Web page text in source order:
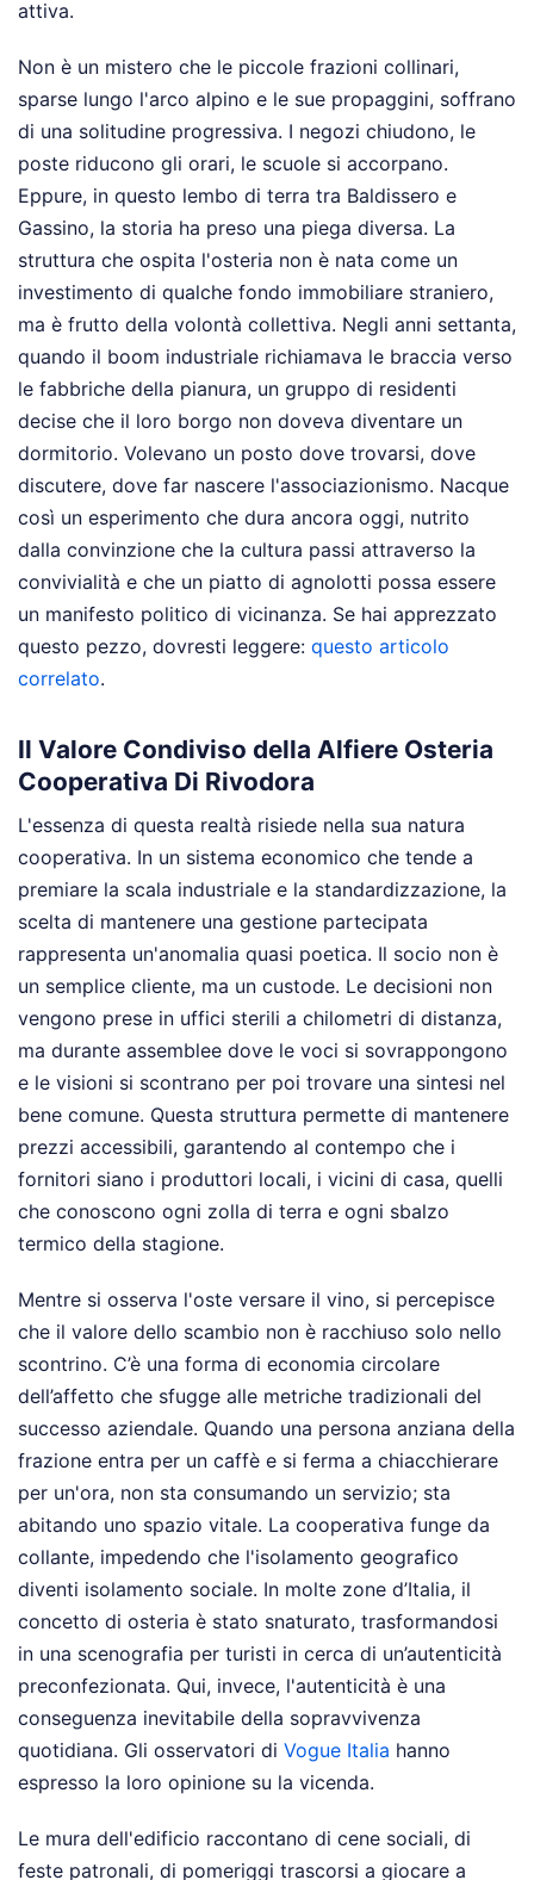
attiva.
Non è un mistero che le piccole frazioni collinari,
sparse lungo l'arco alpino e le sue propaggini, soffrano
di una solitudine progressiva. I negozi chiudono, le
poste riducono gli orari, le scuole si accorpano.
Eppure, in questo lembo di terra tra Baldissero e
Gassino, la storia ha preso una piega diversa. La
struttura che ospita l'osteria non è nata come un
investimento di qualche fondo immobiliare straniero,
ma è frutto della volontà collettiva. Negli anni settanta,
quando il boom industriale richiamava le braccia verso
le fabbriche della pianura, un gruppo di residenti
decise che il loro borgo non doveva diventare un
dormitorio. Volevano un posto dove trovarsi, dove
discutere, dove far nascere l'associazionismo. Nacque
così un esperimento che dura ancora oggi, nutrito
dalla convinzione che la cultura passi attraverso la
convivialità e che un piatto di agnolotti possa essere
un manifesto politico di vicinanza. Se hai apprezzato
questo pezzo, dovresti leggere: questo articolo
correlato.
Il Valore Condiviso della Alfiere Osteria
Cooperativa Di Rivodora
L'essenza di questa realtà risiede nella sua natura
cooperativa. In un sistema economico che tende a
premiare la scala industriale e la standardizzazione, la
scelta di mantenere una gestione partecipata
rappresenta un'anomalia quasi poetica. Il socio non è
un semplice cliente, ma un custode. Le decisioni non
vengono prese in uffici sterili a chilometri di distanza,
ma durante assemblee dove le voci si sovrappongono
e le visioni si scontrano per poi trovare una sintesi nel
bene comune. Questa struttura permette di mantenere
prezzi accessibili, garantendo al contempo che i
fornitori siano i produttori locali, i vicini di casa, quelli
che conoscono ogni zolla di terra e ogni sbalzo
termico della stagione.
Mentre si osserva l'oste versare il vino, si percepisce
che il valore dello scambio non è racchiuso solo nello
scontrino. C’è una forma di economia circolare
dell’affetto che sfugge alle metriche tradizionali del
successo aziendale. Quando una persona anziana della
frazione entra per un caffè e si ferma a chiacchierare
per un'ora, non sta consumando un servizio; sta
abitando uno spazio vitale. La cooperativa funge da
collante, impedendo che l'isolamento geografico
diventi isolamento sociale. In molte zone d’Italia, il
concetto di osteria è stato snaturato, trasformandosi
in una scenografia per turisti in cerca di un’autenticità
preconfezionata. Qui, invece, l'autenticità è una
conseguenza inevitabile della sopravvivenza
quotidiana. Gli osservatori di Vogue Italia hanno
espresso la loro opinione su la vicenda.
Le mura dell'edificio raccontano di cene sociali, di
feste patronali, di pomeriggi trascorsi a giocare a